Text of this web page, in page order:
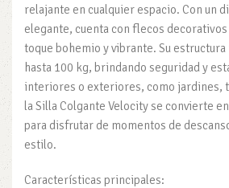
relajante en cualquier espacio. Con un
elegante, cuenta con flecos decorativos
toque bohemio y vibrante. Su
hasta 100 kg, brindando seguridad y
interiores o exteriores, como jardines,
la Silla Colgante Velocity se convierte
para disfrutar de momentos de
estilo.
Características principales: